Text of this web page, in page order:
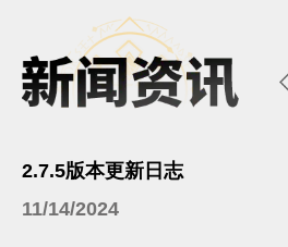
2.7.5版本更新日志
11/14/2024